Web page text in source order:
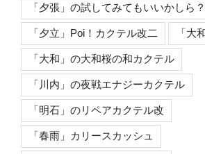
「夕張」の試してみてもいいかしら？
「夕立」Poi！カクテル改二 「大
「大和」の大和桜の和カクテル
「川内」の夜戦エナジーカクテル
「明石」のリペアカクテル改
「春雨」カリースカッシュ